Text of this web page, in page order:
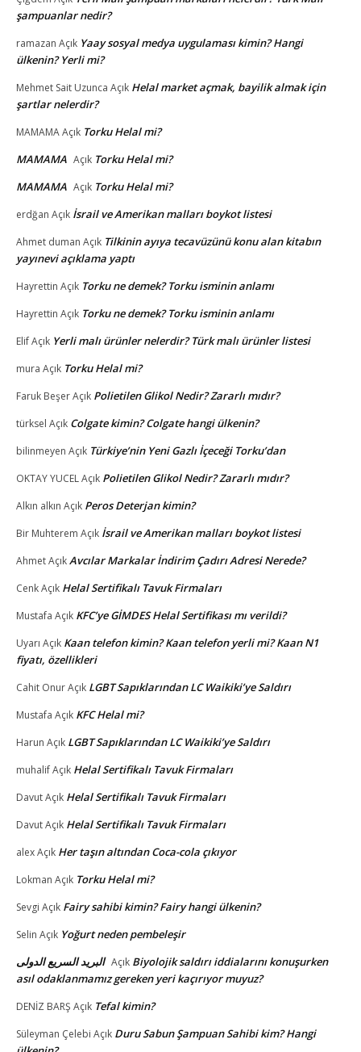
şampuanlar nedir?
ramazan Açık Yaay sosyal medya uygulaması kimin? Hangi
ülkenin? Yerli mi?
Mehmet Sait Uzunca Açık Helal market açmak, bayilik almak için
şartlar nelerdir?
MAMAMAAçık Torku Helal mi?
MAMAMA Açık Torku Helal mi?
MAMAMA Açık Torku Helal mi?
erdğan Açık İsrail ve Amerikan malları boykot listesi
Ahmet duman Açık Tilkinin ayıya tecavüzünü konu alan kitabın
yayınevi açıklama yaptı
Hayrettin Açık Torku ne demek? Torku isminin anlamı
Hayrettin Açık Torku ne demek? Torku isminin anlamı
ElifAçık Yerli malı ürünler nelerdir? Türk malı ürünler listesi
mura Açık Torku Helal mi?
Faruk BeşerAçık Polietilen Glikol Nedir? Zararlı mıdır?
türksel Açık Colgate kimin? Colgate hangi ülkenin?
bilinmeyen Açık Türkiye’nin Yeni Gazlı İçeceği Torku’dan
OKTAY YUCELAçık Polietilen Glikol Nedir? Zararlı mıdır?
Alkın alkın Açık Peros Deterjan kimin?
Bir Muhterem Açık İsrail ve Amerikan malları boykot listesi
AhmetAçıkAvcılar Markalar İndirim Çadırı Adresi Nerede?
CenkAçık Helal Sertifikalı Tavuk Firmaları
Mustafa Açık KFC’ye GİMDES Helal Sertifikası mı verildi?
Uyarı Açık Kaan telefon kimin? Kaan telefon yerli mi? Kaan N1
fiyatı, özellikleri
Cahit OnurAçık LGBT Sapıklarından LC Waikiki’ye Saldırı
Mustafa Açık KFC Helal mi?
Harun Açık LGBT Sapıklarından LC Waikiki’ye Saldırı
muhalifAçık Helal Sertifikalı Tavuk Firmaları
DavutAçık Helal Sertifikalı Tavuk Firmaları
DavutAçık Helal Sertifikalı Tavuk Firmaları
alexAçık Her taşın altından Coca-cola çıkıyor
Lokman Açık Torku Helal mi?
Sevgi Açık Fairy sahibi kimin? Fairy hangi ülkenin?
Selin Açık Yoğurt neden pembeleşir
البريد السريع الدولى Açık Biyolojik saldırı iddialarını konuşurken
asıl odaklanmamız gereken yeri kaçırıyor muyuz?
DENİZ BARŞ Açık Tefal kimin?
Süleyman Çelebi Açık Duru Sabun Şampuan Sahibi kim? Hangi